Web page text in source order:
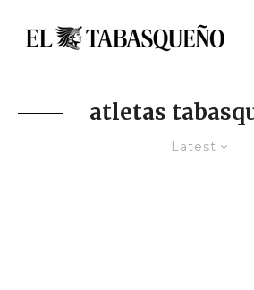
atletas
Latest